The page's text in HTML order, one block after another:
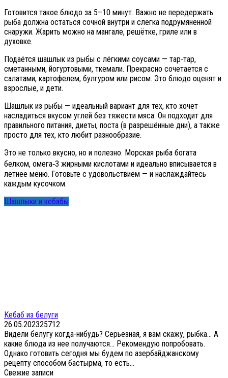
Готовится такое блюдо за 5–10 минут. Важно не передержать:
рыба должна остаться сочной внутри и слегка подрумяненной
снаружи. Жарить можно на мангале, решётке, гриле или в
духовке.
Подаётся шашлык из рыбы с лёгкими соусами — тар-тар,
сметанными, йогуртовыми, ткемали. Прекрасно сочетается с
салатами, картофелем, булгуром или рисом. Это блюдо оценят и
взрослые, и дети.
Шашлык из рыбы — идеальный вариант для тех, кто хочет
насладиться вкусом углей без тяжести мяса. Он подходит для
правильного питания, диеты, поста (в разрешённые дни), а также
просто для тех, кто любит разнообразие.
Это не только вкусно, но и полезно. Морская рыба богата
белком, омега‑3 жирными кислотами и идеально вписывается в
летнее меню. Готовьте с удовольствием — и наслаждайтесь
каждым кусочком.
Шашлыки и кебабы
Кебаб из белуги
26.05.202325712
Видели белугу когда-нибудь? Серьезная, я вам скажу, рыбка… А
какие блюда из нее получаются… Рекомендую попробовать.
Однако готовить сегодня мы будем по азербайджанскому
рецепту способом бастырма, то есть...
Свежие записи